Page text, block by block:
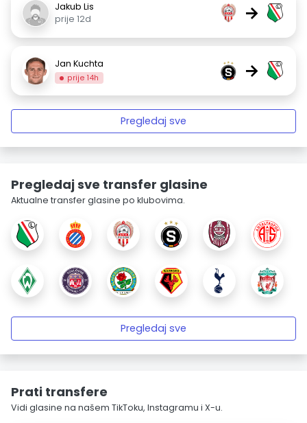
Jakub Lis
prije 12d
→
Jan Kuchta
prije 14h →
Pregledaj sve
Pregledaj sve transfer glasine
Aktualne transfer glasine po klubovima.
Pregledaj sve
Prati transfere
Vidi glasine na našem TikToku, Instagramu i X-u.